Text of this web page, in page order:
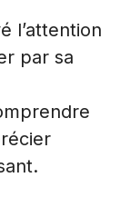
l’attention
par sa